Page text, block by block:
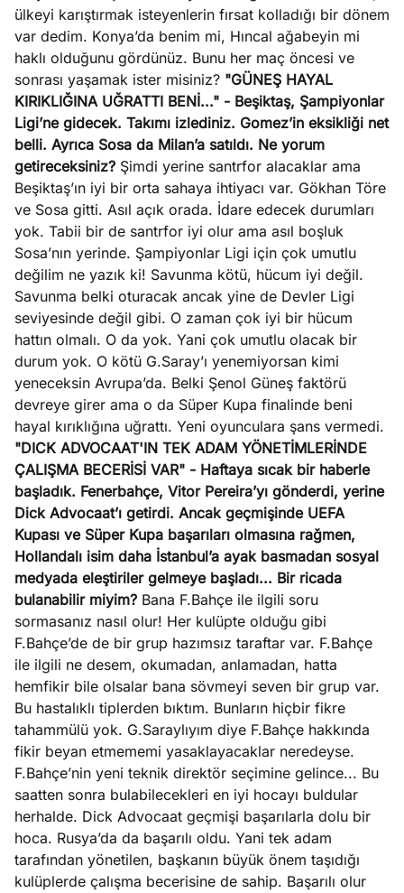
ülkeyi karıştırmak isteyenlerin fırsat kolladığı bir dönem
var dedim. Konya’da benim mi, Hıncal ağabeyin mi
haklı olduğunu gördünüz. Bunu her maç öncesi ve
sonrası yaşamak ister misiniz? "GÜNEŞ HAYAL
KIRIKLIĞINA UĞRATTI BENİ..." - Beşiktaş, Şampiyonlar
Ligi’ne gidecek. Takımı izlediniz. Gomez’in eksikliği net
belli. Ayrıca Sosa da Milan’a satıldı. Ne yorum
getireceksiniz? Şimdi yerine santrfor alacaklar ama
Beşiktaş’ın iyi bir orta sahaya ihtiyacı var. Gökhan Töre
ve Sosa gitti. Asıl açık orada. İdare edecek durumları
yok. Tabii bir de santrfor iyi olur ama asıl boşluk
Sosa’nın yerinde. Şampiyonlar Ligi için çok umutlu
değilim ne yazık ki! Savunma kötü, hücum iyi değil.
Savunma belki oturacak ancak yine de Devler Ligi
seviyesinde değil gibi. O zaman çok iyi bir hücum
hattın olmalı. O da yok. Yani çok umutlu olacak bir
durum yok. O kötü G.Saray’ı yenemiyorsan kimi
yeneceksin Avrupa’da. Belki Şenol Güneş faktörü
devreye girer ama o da Süper Kupa finalinde beni
hayal kırıklığına uğrattı. Yeni oyunculara şans vermedi.
"DICK ADVOCAAT'IN TEK ADAM YÖNETİMLERİNDE
ÇALIŞMA BECERİSİ VAR" - Haftaya sıcak bir haberle
başladık. Fenerbahçe, Vitor Pereira’yı gönderdi, yerine
Dick Advocaat’ı getirdi. Ancak geçmişinde UEFA
Kupası ve Süper Kupa başarıları olmasına rağmen,
Hollandalı isim daha İstanbul’a ayak basmadan sosyal
medyada eleştiriler gelmeye başladı... Bir ricada
bulanabilir miyim? Bana F.Bahçe ile ilgili soru
sormasanız nasıl olur! Her kulüpte olduğu gibi
F.Bahçe’de de bir grup hazımsız taraftar var. F.Bahçe
ile ilgili ne desem, okumadan, anlamadan, hatta
hemfikir bile olsalar bana sövmeyi seven bir grup var.
Bu hastalıklı tiplerden bıktım. Bunların hiçbir fikre
tahammülü yok. G.Saraylıyım diye F.Bahçe hakkında
fikir beyan etmememi yasaklayacaklar neredeyse.
F.Bahçe’nin yeni teknik direktör seçimine gelince... Bu
saatten sonra bulabilecekleri en iyi hocayı buldular
herhalde. Dick Advocaat geçmişi başarılarla dolu bir
hoca. Rusya’da da başarılı oldu. Yani tek adam
tarafından yönetilen, başkanın büyük önem taşıdığı
kulüplerde çalışma becerisine de sahip. Başarılı olur